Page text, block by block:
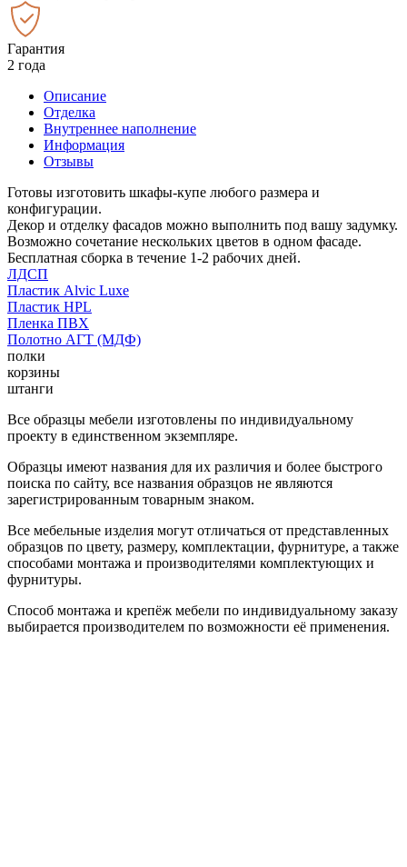
Гарантия
2 года
Описание
Отделка
Внутреннее наполнение
Информация
Отзывы
Готовы изготовить шкафы-купе любого размера и
конфигурации.
Декор и отделку фасадов можно выполнить под вашу задумку.
Возможно сочетание нескольких цветов в одном фасаде.
Бесплатная сборка в течение 1-2 рабочих дней.
ЛДСП
Пластик Alvic Luxe
Пластик HPL
Пленка ПВХ
Полотно АГТ (МДФ)
полки
корзины
штанги
Все образцы мебели изготовлены по индивидуальному
проекту в единственном экземпляре.
Образцы имеют названия для их различия и более быстрого
поиска по сайту, все названия образцов не являются
зарегистрированным товарным знаком.
Все мебельные изделия могут отличаться от представленных
образцов по цвету, размеру, комплектации, фурнитуре, а также
способами монтажа и производителями комплектующих и
фурнитуры.
Способ монтажа и крепёж мебели по индивидуальному заказу
выбирается производителем по возможности её применения.